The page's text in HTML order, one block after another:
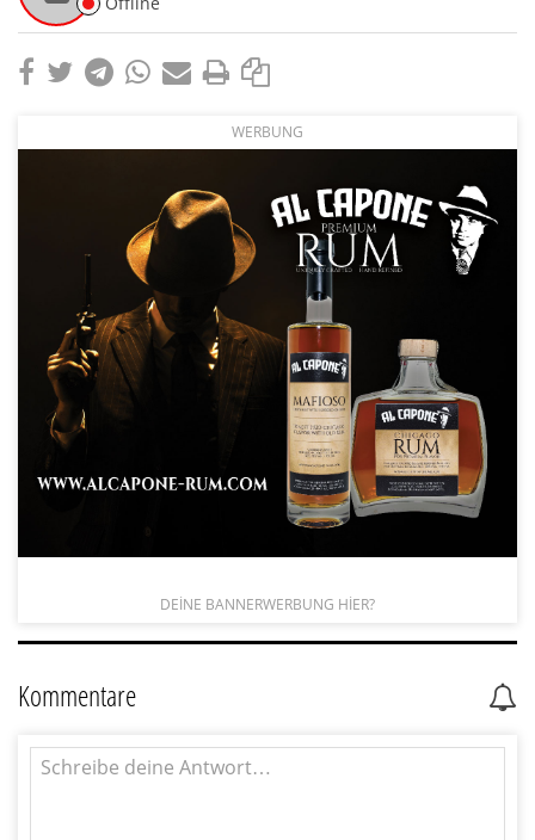
WERBUNG
DEINE BANNERWERBUNG HIER?
Kommentare